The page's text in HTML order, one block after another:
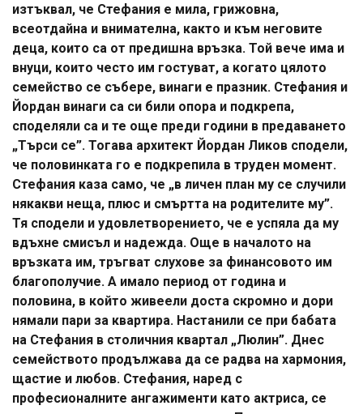
изтъквал, че Стефания е мила, грижовна,
всеотдайна и внимателна, както и към неговите
деца, които са от предишна връзка. Той вече има и
внуци, които често им гостуват, а когато цялото
семейство се събере, винаги е празник. Стефания и
Йордан винаги са си били опора и подкрепа,
споделяли са и те още преди години в предаването
„Търси се”. Тогава архитект Йордан Ликов сподели,
че половинката го е подкрепила в труден момент.
Стефания каза само, че „в личен план му се случили
някакви неща, плюс и смъртта на родителите му”.
Тя сподели и удовлетворението, че е успяла да му
вдъхне смисъл и надежда. Още в началото на
връзката им, тръгват слухове за финансовото им
благополучие. А имало период от година и
половина, в който живеели доста скромно и дори
нямали пари за квартира. Настанили се при бабата
на Стефания в столичния квартал „Люлин”. Днес
семейството продължава да се радва на хармония,
щастие и любов. Стефания, наред с
професионалните ангажименти като актриса, се